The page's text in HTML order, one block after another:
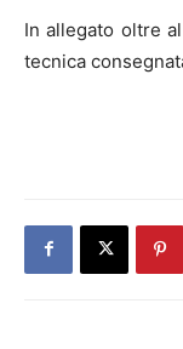
In allegato oltre
tecnica